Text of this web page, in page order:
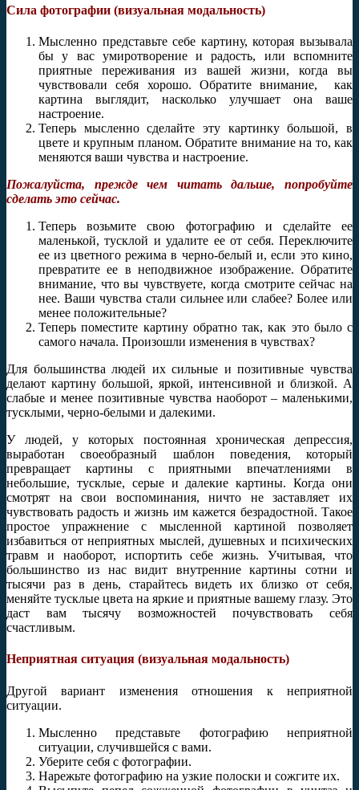
Сила фотографии (визуальная модальность)
Мысленно представьте себе картину, которая вызывала
бы у вас умиротворение и радость, или вспомните
приятные переживания из вашей жизни, когда вы
чувствовали себя хорошо. Обратите внимание, как
картина выглядит, насколько улучшает она ваше
настроение.
Теперь мысленно сделайте эту картинку большой, в
цвете и крупным планом. Обратите внимание на то, как
меняются ваши чувства и настроение.
Пожалуйста, прежде чем читать дальше, попробуйте
сделать это сейчас.
Теперь возьмите свою фотографию и сделайте ее
маленькой, тусклой и удалите ее от себя. Переключите
ее из цветного режима в черно-белый и, если это кино,
превратите ее в неподвижное изображение. Обратите
внимание, что вы чувствуете, когда смотрите сейчас на
нее. Ваши чувства стали сильнее или слабее? Более или
менее положительные?
Теперь поместите картину обратно так, как это было с
самого начала. Произошли изменения в чувствах?
Для большинства людей их сильные и позитивные чувства
делают картину большой, яркой, интенсивной и близкой. А
слабые и менее позитивные чувства наоборот – маленькими,
тусклыми, черно-белыми и далекими.
У людей, у которых постоянная хроническая депрессия,
выработан своеобразный шаблон поведения, который
превращает картины с приятными впечатлениями в
небольшие, тусклые, серые и далекие картины. Когда они
смотрят на свои воспоминания, ничто не заставляет их
чувствовать радость и жизнь им кажется безрадостной. Такое
простое упражнение с мысленной картиной позволяет
избавиться от неприятных мыслей, душевных и психических
травм и наоборот, испортить себе жизнь. Учитывая, что
большинство из нас видит внутренние картины сотни и
тысячи раз в день, старайтесь видеть их близко от себя,
меняйте тусклые цвета на яркие и приятные вашему глазу. Это
даст вам тысячу возможностей почувствовать себя
счастливым.
Неприятная ситуация (визуальная модальность)
Другой вариант изменения отношения к неприятной
ситуации.
Мысленно представьте фотографию неприятной
ситуации, случившейся с вами.
Уберите себя с фотографии.
Нарежьте фотографию на узкие полоски и сожгите их.